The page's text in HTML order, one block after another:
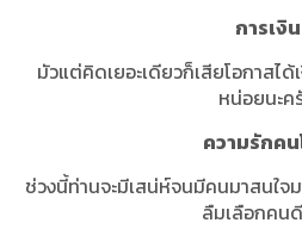
การเงิน
มัวแต่คิดเยอะเดียวก็เสียโอกาสไ
หน่อยนะค
ความรักค
ช่วงนี้ท่านจะมีเสน่ห์จนมีคนมาสนใ
ลืมเลือกคน